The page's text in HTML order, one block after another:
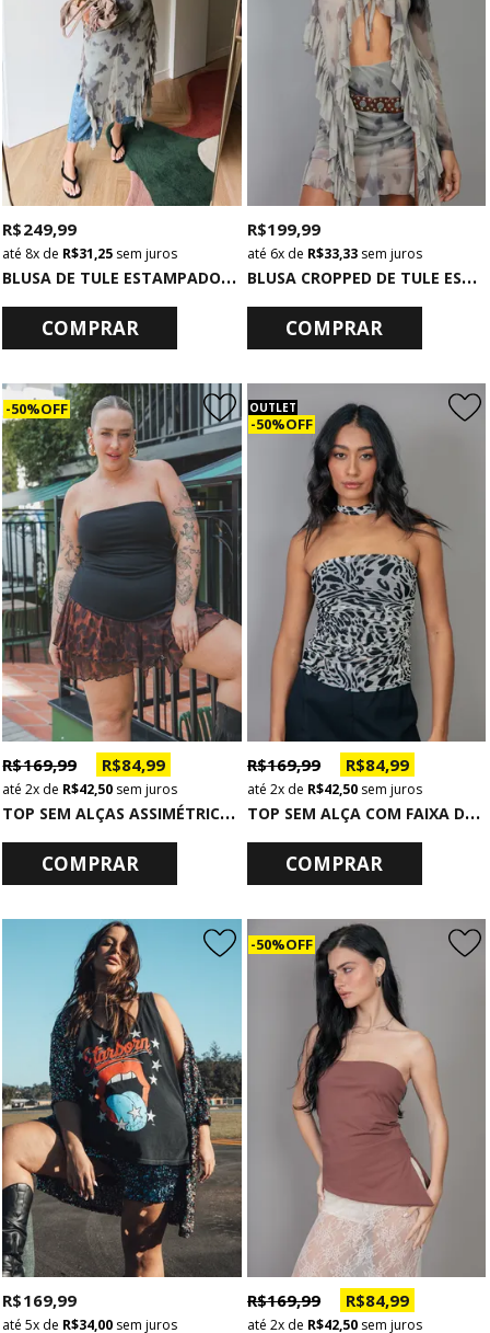
B
LUSA DE TULE ESTAMPADO COM PONTAS
R$ 249,99
8x de R$ 31,25 sem juros
COMPRAR
B
LUSA CROPPED DE TULE ESTAMPADO MANGA LONGA COM PONTAS E BABADOS
R$ 199,99
6xde R$ 33,33sem juros
COMPRAR
50% OFF
T
OP SEM ALÇAS ASSIMÉTRICO COM ABERTURA PRETO
R$ 169,99 R$ 84,99
2x de R$ 42,50 sem juros
COMPRAR
OUTLET
50% OFF
T
OP SEM ALÇA COM FAIXA DE TULE ANIMAL PRINT PRETO E BRANCO
R$ 169,99 R$ 84,99
2xde R$ 42,50sem juros
COMPRAR
R$ 169,99
5x de R$ 34,00 sem juros
50% OFF
R$ 169,99 R$ 84,99
2xde R$ 42,50sem juros